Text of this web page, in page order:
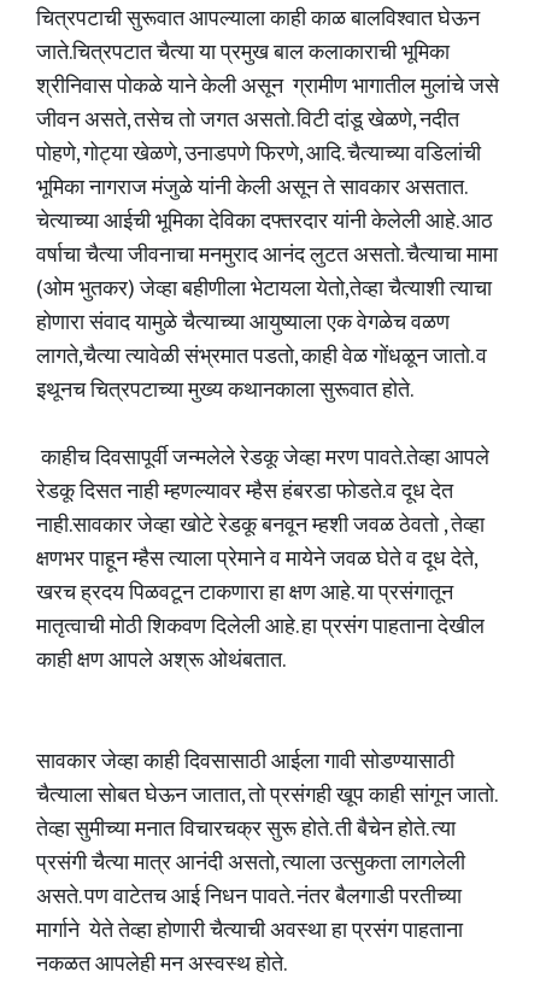
चित्रपटाची सुरूवात आपल्याला काही काळ बालविश्वात घेऊन
जाते.चित्रपटात चैत्या या प्रमुख बाल कलाकाराची भूमिका
श्रीनिवास पोकळे याने केली असून ग्रामीण भागातील मुलांचे जसे
जीवन असते, तसेच तो जगत असतो. विटी दांडू खेळणे, नदीत
पोहणे, गोट्या खेळणे, उनाडपणे फिरणे, आदि. चैत्याच्या वडिलांची
भूमिका नागराज मंजुळे यांनी केली असून ते सावकार असतात.
चेत्याच्या आईची भूमिका देविका दफ्तरदार यांनी केलेली आहे. आठ
वर्षाचा चैत्या जीवनाचा मनमुराद आनंद लुटत असतो. चैत्याचा मामा
(ओम भुतकर) जेव्हा बहीणीला भेटायला येतो,तेव्हा चैत्याशी त्याचा
होणारा संवाद यामुळे चैत्याच्या आयुष्याला एक वेगळेच वळण
लागते,चैत्या त्यावेळी संभ्रमात पडतो, काही वेळ गोंधळून जातो. व
इथूनच चित्रपटाच्या मुख्य कथानकाला सुरूवात होते.
काहीच दिवसापूर्वी जन्मलेले रेडकू जेव्हा मरण पावते.तेव्हा आपले
रेडकू दिसत नाही म्हणल्यावर म्हैस हंबरडा फोडते.व दूध देत
नाही.सावकार जेव्हा खोटे रेडकू बनवून म्हशी जवळ ठेवतो , तेव्हा
क्षणभर पाहून म्हैस त्याला प्रेमाने व मायेने जवळ घेते व दूध देते,
खरच ह्रदय पिळवटून टाकणारा हा क्षण आहे. या प्रसंगातून
मातृत्वाची मोठी शिकवण दिलेली आहे. हा प्रसंग पाहताना देखील
काही क्षण आपले अश्रू ओथंबतात.
सावकार जेव्हा काही दिवसासाठी आईला गावी सोडण्यासाठी
चैत्याला सोबत घेऊन जातात, तो प्रसंगही खूप काही सांगून जातो.
तेव्हा सुमीच्या मनात विचारचक्र सुरू होते. ती बैचेन होते. त्या
प्रसंगी चैत्या मात्र आनंदी असतो, त्याला उत्सुकता लागलेली
असते. पण वाटेतच आई निधन पावते. नंतर बैलगाडी परतीच्या
मार्गाने येते तेव्हा होणारी चैत्याची अवस्था हा प्रसंग पाहताना
नकळत आपलेही मन अस्वस्थ होते.